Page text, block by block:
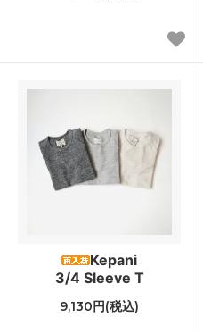
Kepani
3/4 Sleeve T
9,130円(税込)